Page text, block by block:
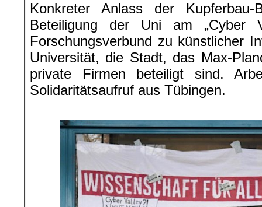
Konkreter Anlass der
Beteiligung der Uni am „Cyber
Forschungsverbund zu künstlicher
Universität, die Stadt, das Max-
private Firmen beteiligt sind.
Solidaritätsaufruf aus Tübingen.